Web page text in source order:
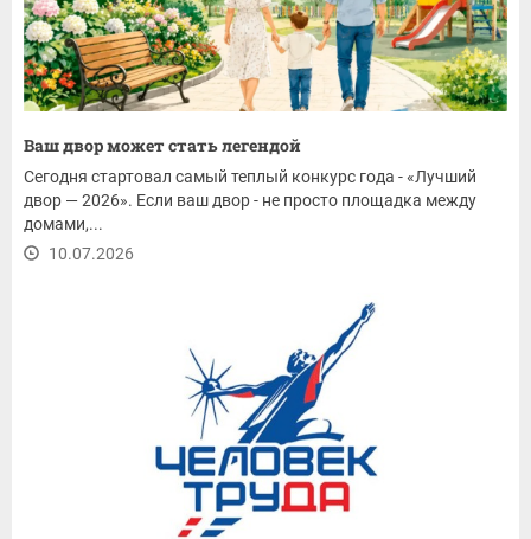
Ваш двор может стать легендой
Сегодня стартовал самый теплый конкурс года - «Лучший
двор — 2026». Если ваш двор - не просто площадка между
домами,...
10.07.2026